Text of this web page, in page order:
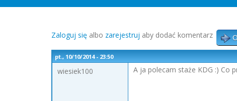
Zaloguj się albo zarejestruj aby dodać komentarz
pt., 10/10/2014 - 23:50
wiesiek100
A ja polecam staże KDG :) Co